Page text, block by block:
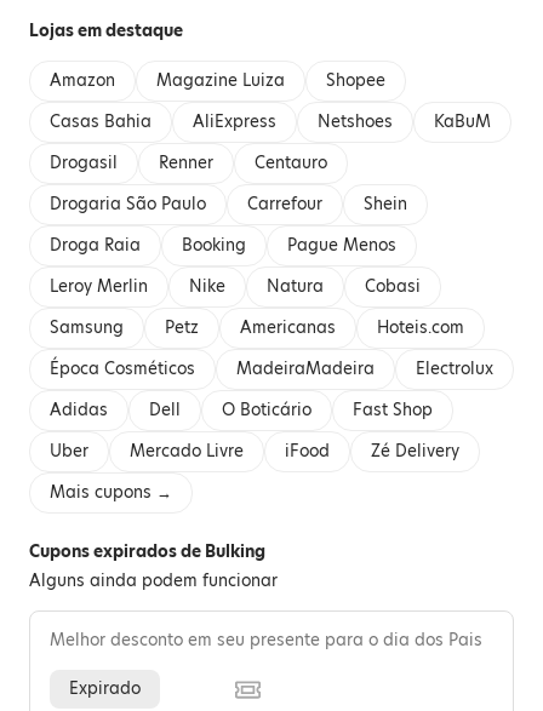
Lojas em destaque
Amazon Magazine Luiza
Shopee
Casas Bahia
AliExpress Netshoes
KaBuM
Drogasil
Renner
Centauro
Drogaria São Paulo
Carrefour
Shein
Droga Raia
Booking
Pague Menos
Leroy Merlin
Nike Natura
Cobasi
Samsung
Petz Americanas
Hoteis.com
Época Cosméticos
MadeiraMadeira
Electrolux
Adidas
Dell O Boticário
Fast Shop
Uber
Mercado Livre iFood
Zé Delivery
Mais cupons →
Cupons expirados de Bulking
Alguns ainda podem funcionar
Melhor desconto em seu presente para o dia dos Pais
Expirado